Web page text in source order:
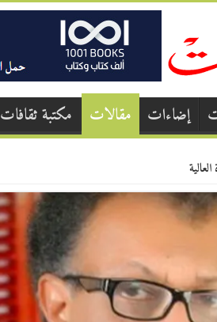
إضاءات مقالات مكتبة ثقافات